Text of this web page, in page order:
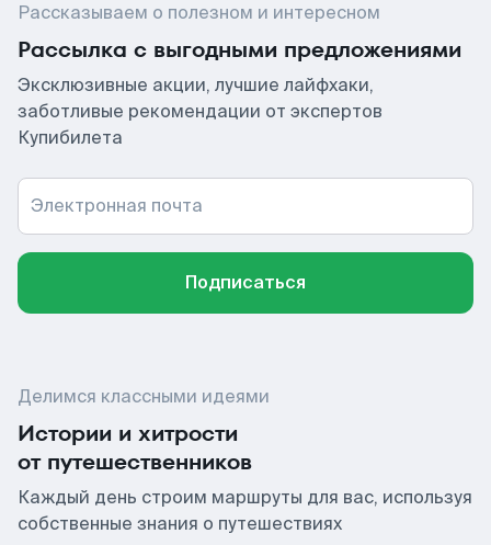
Рассказываем о полезном и интересном
Рассылка с выгодными предложениями
Эксклюзивные акции, лучшие лайфхаки,
заботливые рекомендации от экспертов
Купибилета
Электронная почта
Подписаться
Делимся классными идеями
Истории и хитрости
от путешественников
Каждый день строим маршруты для вас, используя
собственные знания о путешествиях